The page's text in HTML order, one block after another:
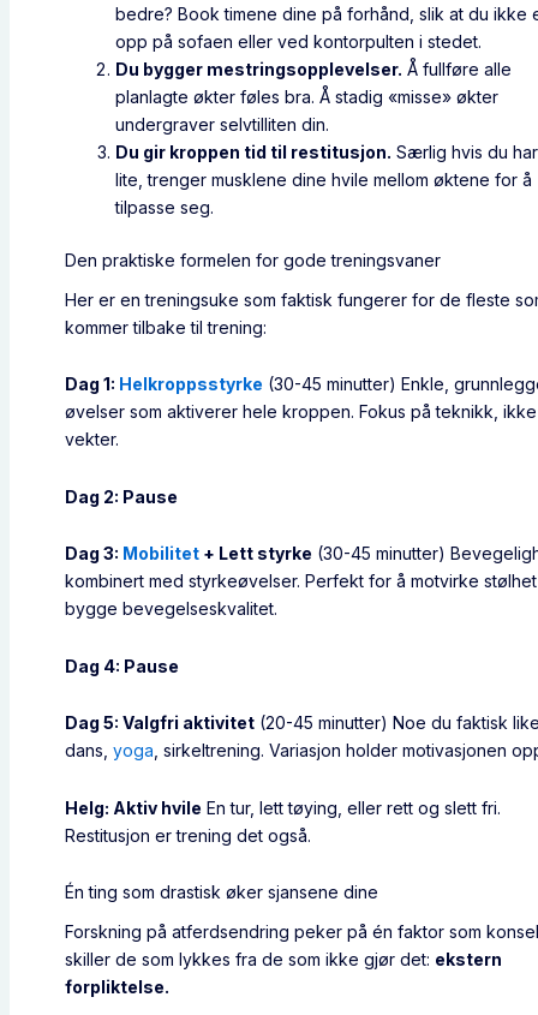
bedre? Book timene dine på forhånd, slik at du ikke
opp på sofaen eller ved kontorpulten i stedet.
Du bygger mestringsopplevelser. Å fullføre alle
planlagte økter føles bra. Å stadig «misse» økter
undergraver selvtilliten din.
Du gir kroppen tid til restitusjon. Særlig hvis du
lite, trenger musklene dine hvile mellom øktene for å
tilpasse seg.
Den praktiske formelen for gode treningsvaner
Her er en treningsuke som faktisk fungerer for de fleste
kommer tilbake til trening:
Dag 1: Helkroppsstyrke (30-45 minutter) Enkle,
øvelser som aktiverer hele kroppen. Fokus på teknikk,
vekter.
Dag 2: Pause
Dag 3: Mobilitet + Lett styrke (30-45 minutter)
kombinert med styrkeøvelser. Perfekt for å motvirke
bygge bevegelseskvalitet.
Dag 4: Pause
Dag 5: Valgfri aktivitet (20-45 minutter) Noe du faktisk
dans,yoga , sirkeltrening. Variasjon holder motivasjonen
Helg: Aktiv hvile En tur, lett tøying, eller rett og slett fri.
Restitusjon er trening det også.
Én ting som drastisk øker sjansene dine
Forskning på atferdsendring peker på én faktor som
skiller de som lykkes fra de som ikke gjør det: ekstern
forpliktelse.